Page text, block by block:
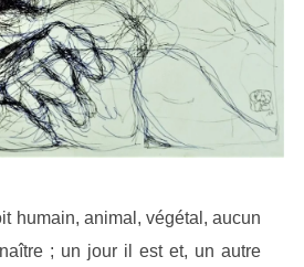
humain, animal, végétal, aucun
; un jour il est et, un autre